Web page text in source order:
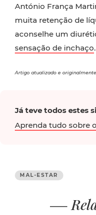
António França
muita retenção de
aconselhe um
sensação de inchaço.
Artigo atualizado e originalmente
Já teve todos estes
Aprenda tudo sobre
MAL-ESTAR